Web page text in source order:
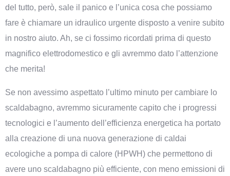
del tutto, però, sale il panico e l’unica cosa che possiamo
fare è chiamare un idraulico urgente disposto a venire subito
in nostro aiuto. Ah, se ci fossimo ricordati prima di questo
magnifico elettrodomestico e gli avremmo dato l’attenzione
che merita!
Se non avessimo aspettato l’ultimo minuto per cambiare lo
scaldabagno, avremmo sicuramente capito che i progressi
tecnologici e l’aumento dell’efficienza energetica ha portato
alla creazione di una nuova generazione di caldai
ecologiche a pompa di calore (HPWH) che permettono di
avere uno scaldabagno più efficiente, con meno emissioni di